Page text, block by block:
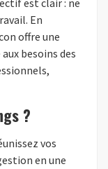
est clair : ne
En
offre une
besoins des
?
vos
en une